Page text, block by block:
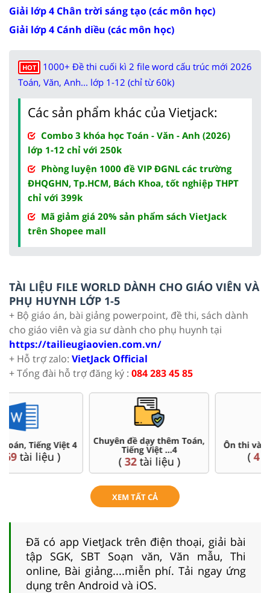
Giải lớp 4 Chân trời sáng tạo (các môn học)
Giải lớp 4 Cánh diều (các môn học)
HOT
1000+ Đề thi cuối kì 2 file word cấu trúc mới 2026
Toán, Văn, Anh... lớp 1-12 (chỉ từ 60k)
Các sản phẩm khác của Vietjack:
Combo 3 khóa học Toán - Văn - Anh (2026)
lớp 1-12 chỉ với 250k
Phòng luyện 1000 đề VIP ĐGNL các trường
ĐHQGHN, Tp.HCM, Bách Khoa, tốt nghiệp THPT
chỉ với 399k
Mã giảm giá 20% sản phẩm sách VietJack
trên Shopee mall
TÀI LIỆU FILE WORLD DÀNH CHO GIÁO VIÊN VÀ
PHỤ HUYNH LỚP 1-5
+ Bộ giáo án, bài giảng powerpoint, đề thi, sách dành
cho giáo viên và gia sư dành cho phụ huynh tại
https://tailieugiaovien.com.vn/
+ Hỗ trợ zalo: VietJack Official
+ Tổng đài hỗ trợ đăng ký : 084 283 45 85
Chuyên đề dạy thêm Toán,
Tiếng Việt ...4
(32 tài liệu )
Ôn thi vào 6 chuyên, CLC
(4tài liệu )
XEM TẤT CẢ
Đã có app VietJack trên điện thoại, giải bài
tập SGK, SBT Soạn văn, Văn mẫu, Thi
online, Bài giảng....miễn phí. Tải ngay ứng
dụng trên Android và iOS.